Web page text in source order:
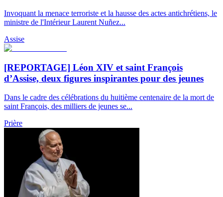
Invoquant la menace terroriste et la hausse des actes antichrétiens, le
ministre de l'Intérieur Laurent Nuñez...
Assise
[REPORTAGE] Léon XIV et saint François
d’Assise, deux figures inspirantes pour des jeunes
Dans le cadre des célébrations du huitième centenaire de la mort de
saint François, des milliers de jeunes se...
Prière